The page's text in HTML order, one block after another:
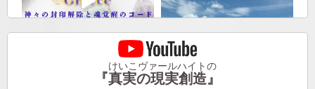
けいこヴァールハイトの
『真実の現実創造』